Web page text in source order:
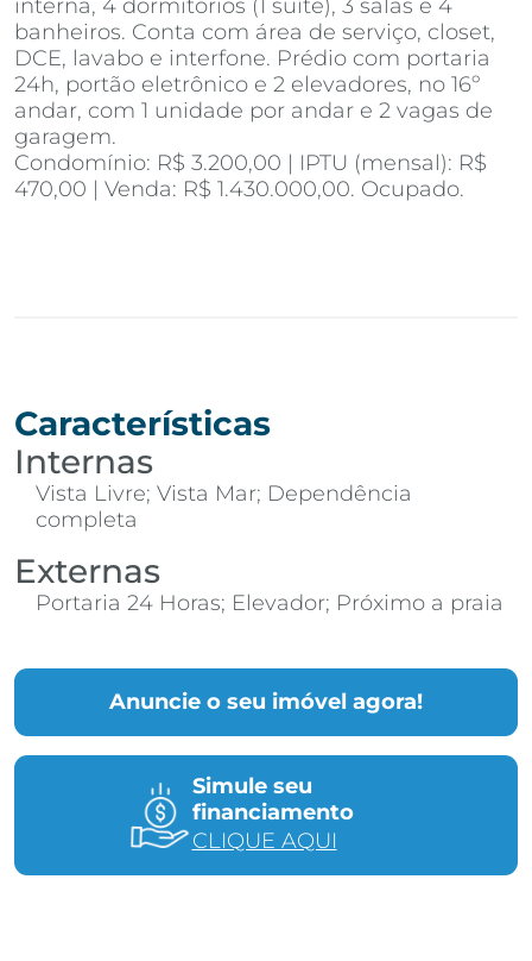
interna, 4 dormitórios (1 suíte), 3 salas e 4
banheiros. Conta com área de serviço, closet,
DCE, lavabo e interfone. Prédio com portaria
24h, portão eletrônico e 2 elevadores, no 16º
andar, com 1 unidade por andar e 2 vagas de
garagem.
Condomínio: R$ 3.200,00 | IPTU (mensal): R$
470,00 | Venda: R$ 1.430.000,00. Ocupado.
Anuncie o seu imóvel agora!
Simule seu
financiamento
CLIQUE AQUI
Características
Internas
Vista Livre; Vista Mar; Dependência
completa
Externas
Portaria 24 Horas; Elevador; Próximo a praia